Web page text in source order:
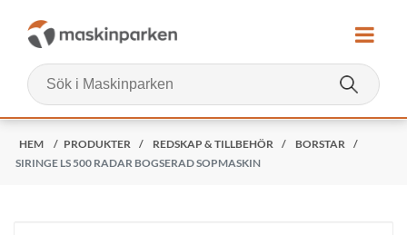
HEM / PRODUKTER / REDSKAP & TILLBEHÖR / BORSTAR
/
SIRINGE LS 500 RADAR BOGSERAD SOPMASKIN